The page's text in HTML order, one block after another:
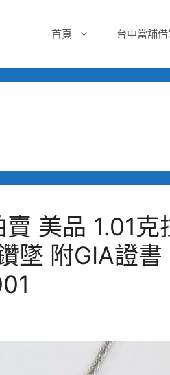
首頁 台中當舖
美品 1.01克
墜 附GIA證